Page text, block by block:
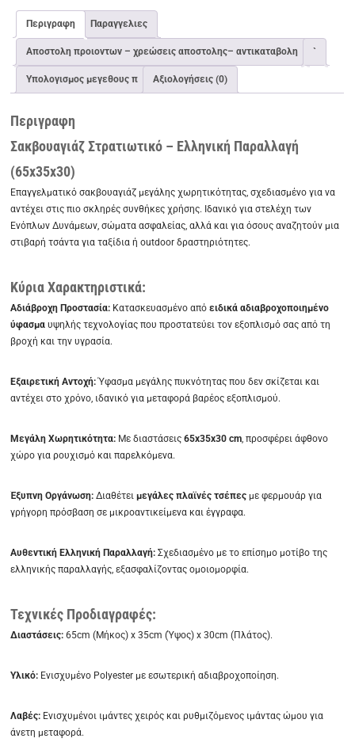
ειδη/
πειραιας
ποσότητα
Περιγραφη Παραγγελιες
Αποστολη προιοντων – χρεώσεις αποστολης– αντικαταβολη `
Υπολογισμος μεγεθους π Αξιολογήσεις (0)
Περιγραφη
Σακβουαγιάζ Στρατιωτικό – Ελληνική Παραλλαγή
(65x35x30)
Επαγγελματικό σακβουαγιάζ μεγάλης χωρητικότητας, σχεδιασμένο για να
αντέχει στις πιο σκληρές συνθήκες χρήσης. Ιδανικό για στελέχη των
Ενόπλων Δυνάμεων, σώματα ασφαλείας, αλλά και για όσους αναζητούν μια
στιβαρή τσάντα για ταξίδια ή outdoor δραστηριότητες.
Κύρια Χαρακτηριστικά:
Αδιάβροχη Προστασία: Κατασκευασμένο απόειδικά αδιαβροχοποιημένο
ύφασμα υψηλής τεχνολογίας που προστατεύει τον εξοπλισμό σας από τη
βροχή και την υγρασία.
Εξαιρετική Αντοχή:Ύφασμα μεγάλης πυκνότητας που δεν σκίζεται και
αντέχει στο χρόνο, ιδανικό για μεταφορά βαρέος εξοπλισμού.
Μεγάλη Χωρητικότητα: Με διαστάσεις65x35x30 cm, προσφέρει άφθονο
χώρο για ρουχισμό και παρελκόμενα.
Έξυπνη Οργάνωση: Διαθέτειμεγάλες πλαϊνές τσέπες με φερμουάρ για
γρήγορη πρόσβαση σε μικροαντικείμενα και έγγραφα.
Αυθεντική Ελληνική Παραλλαγή: Σχεδιασμένο με το επίσημο μοτίβο της
ελληνικής παραλλαγής, εξασφαλίζοντας ομοιομορφία.
Τεχνικές Προδιαγραφές:
Διαστάσεις: 65cm (Μήκος) x 35cm (Ύψος) x 30cm (Πλάτος).
Υλικό: Ενισχυμένο Polyester με εσωτερική αδιαβροχοποίηση.
Λαβές: Ενισχυμένοι ιμάντες χειρός και ρυθμιζόμενος ιμάντας ώμου για
άνετη μεταφορά.